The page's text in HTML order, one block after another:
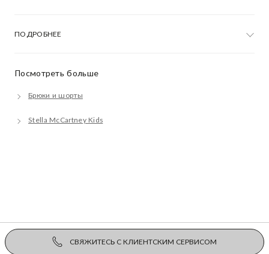
Посмотреть больше
Брюки и шорты
Stella McCartney Kids
ПОДРОБНЕЕ
СВЯЖИТЕСЬ С КЛИЕНТСКИМ СЕРВИСОМ